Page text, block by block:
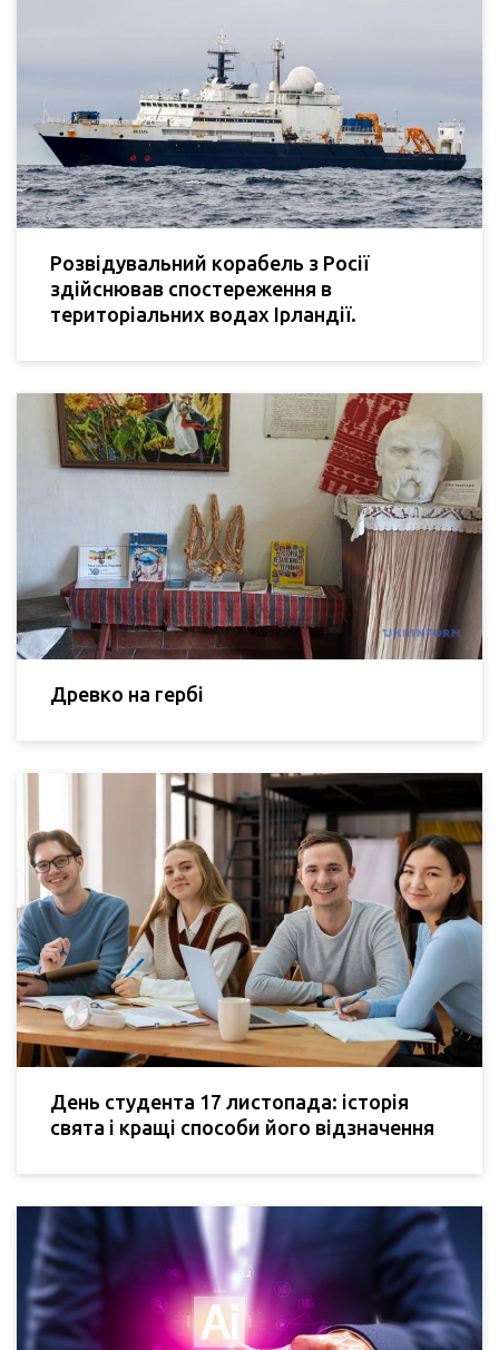
Розвідувальний корабель з Росії
здійснював спостереження в
територіальних водах Ірландії.
Древко на гербі
День студента 17 листопада: історія
свята і кращі способи його відзначення